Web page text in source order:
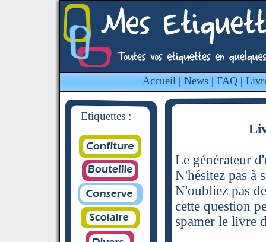
Accueil| News| FAQ|
Etiquettes :
Le générateur
N'hésitez pas à
N'oubliez pas
cette question
spamer le livre